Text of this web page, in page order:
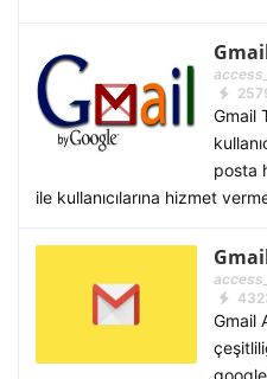
Gmail
posta
ile kullanıcılarına hizmet
Gmail